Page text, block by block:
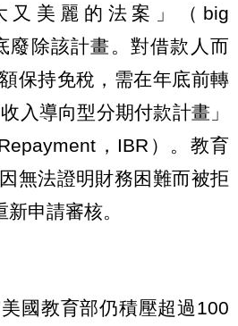
又美麗的法案」（big
廢除該計畫。對借款人而
保持免稅，需在年底前轉
入導向型分期付款計畫」
，IBR）。教育
無法證明財務困難而被拒
申請審核。
國教育部仍積壓超過100